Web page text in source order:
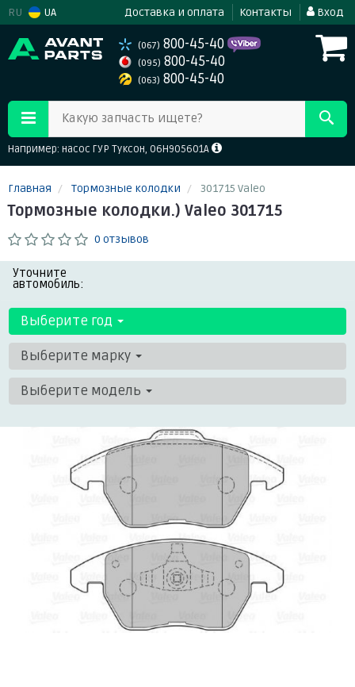
RU UA Доставка и оплата Контакты Вход
(067) 800-45-40
(095) 800-45-40
(063) 800-45-40
Какую запчасть ищете?
Например: насос ГУР Туксон, 06H905601A
Главная Тормозные колодки 301715 Valeo
Тормозные колодки.) Valeo 301715
0 отзывов
Уточните
автомобиль:
Выберите год
Выберите марку
Выберите модель